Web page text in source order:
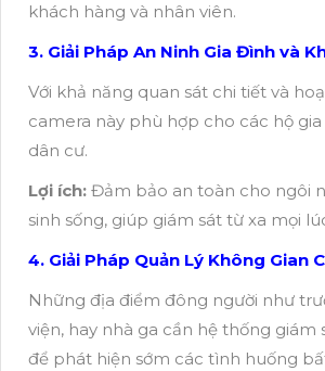
khách hàng và nhân viên.
3. Giải Pháp An Ninh Gia Đình và
Với khả năng quan sát chi tiết và
camera này phù hợp cho các hộ
dân cư.
Lợi ích: Đảm bảo an toàn cho ngôi
sinh sống, giúp giám sát từ xa mọi
4. Giải Pháp Quản Lý Không Gian
Những địa điểm đông người như
viện, hay nhà ga cần hệ thống giám
để phát hiện sớm các tình huống